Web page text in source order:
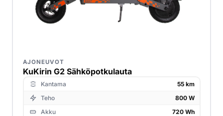
AJONEUVOT
KuKirin G2 Sähköpotkulauta
Kantama
55 km
Teho
800 W
Akku
720 Wh